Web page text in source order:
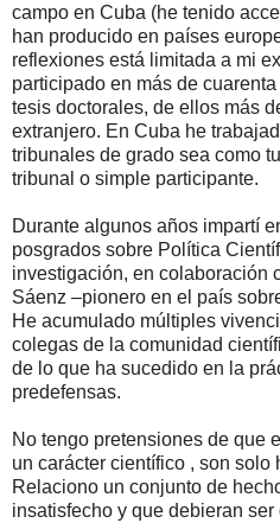
campo en Cuba (he tenido
han producido en países
reflexiones está limitada a mi
participado en más de
tesis doctorales, de ellos más
extranjero. En Cuba he
tribunales de grado sea como
tribunal o simple participante.
Durante algunos años impartí
posgrados sobre Política
investigación, en colaboración
Sáenz –pionero en el país
He acumulado múltiples
colegas de la comunidad
de lo que ha sucedido en la
predefensas.
No tengo pretensiones de que
un carácter científico , son solo
Relaciono un conjunto de
insatisfecho y que debieran